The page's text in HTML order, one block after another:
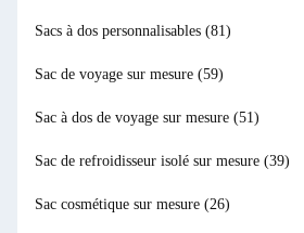
Sacs à dos personnalisables (81)
Sac de voyage sur mesure (59)
Sac à dos de voyage sur mesure (51)
Sac de refroidisseur isolé sur mesure (39)
Sac cosmétique sur mesure (26)